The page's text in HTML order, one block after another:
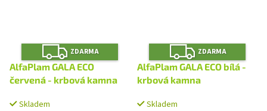
Z
D
A
R
M
ZDARMA
AlfaPlam GALA ECO
červená - krbová kamna
Skladem
Z
D
A
R
M
ZDARMA
AlfaPlam GALA ECO bílá -
krbová kamna
Skladem